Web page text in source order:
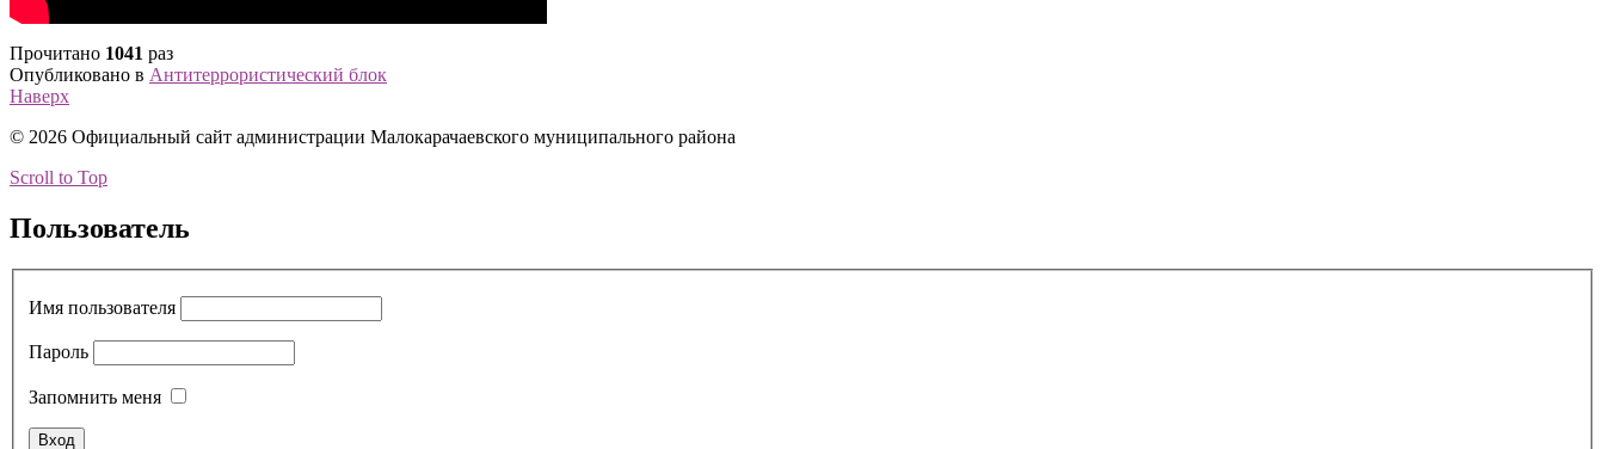
Прочитано 1041 раз
Опубликовано в Антитеррористический блок
Наверх
© 2026 Официальный сайт администрации Малокарачаевского муниципального района
Scroll to Top
Пользователь
Имя пользователя
Пароль
Запомнить меня